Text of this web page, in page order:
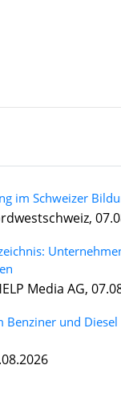
im Schweizer
Media AG,
Benziner und